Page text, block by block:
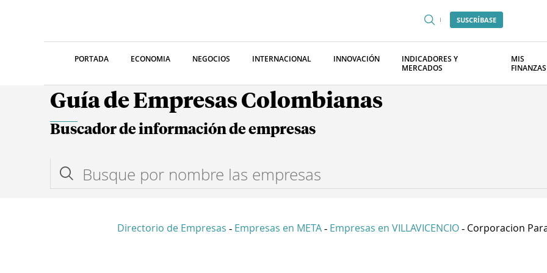
SUSCRÍBASE
PORTADA ECONOMIA NEGOCIOS INTERNACIONAL INNOVACIÓN
INDICADORES Y
MERCADOS
MIS
FINANZAS
Guía de Empresas Colombianas
Buscador de información de empresas
Directorio de Empresas - Empresas en META - Empresas en VILLAVICENCIO - Corporacion